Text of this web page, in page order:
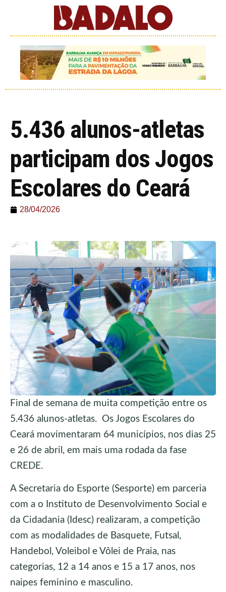
5.436 alunos-atletas
participam dos Jogos
Escolares do Ceará
28/04/2026
Final de semana de muita competição entre os
5.436 alunos-atletas. Os Jogos Escolares do
Ceará movimentaram 64 municípios, nos dias 25
e 26 de abril, em mais uma rodada da fase
CREDE.
A Secretaria do Esporte (Sesporte) em parceria
com a o Instituto de Desenvolvimento Social e
da Cidadania (Idesc) realizaram, a competição
com as modalidades de Basquete, Futsal,
Handebol, Voleibol e Vôlei de Praia, nas
categorias, 12 a 14 anos e 15 a 17 anos, nos
naipes feminino e masculino.